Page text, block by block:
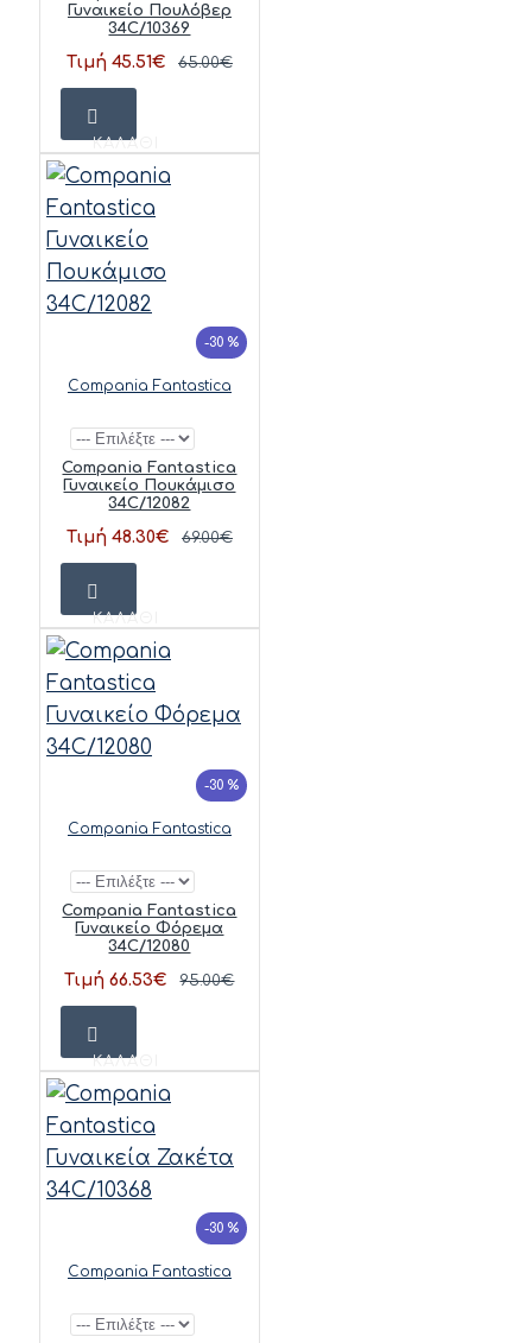
Γυναικείο Πουλόβερ
34C/10369
Τιμή 45.51€ 65.00€
ΚΑΛΆΘΙ
-30 %
Compania Fantastica
Compania Fantastica
Γυναικείο Πουκάμισο
34C/12082
Τιμή 48.30€ 69.00€
ΚΑΛΆΘΙ
-30 %
Compania Fantastica
Compania Fantastica
Γυναικείο Φόρεμα
34C/12080
Τιμή 66.53€ 95.00€
ΚΑΛΆΘΙ
-30 %
Compania Fantastica